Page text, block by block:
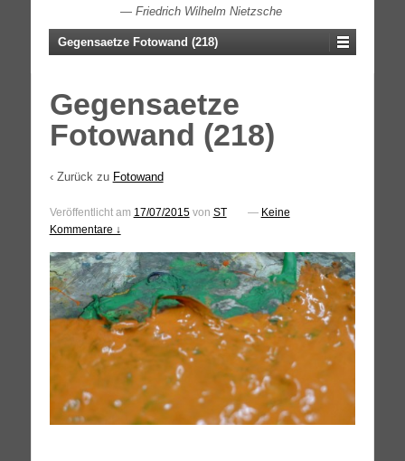
— Friedrich Wilhelm Nietzsche
Gegensaetze Fotowand (218)
Gegensaetze
Fotowand (218)
‹ Zurück zu Fotowand
Veröffentlicht am 17/07/2015von ST — Keine
Kommentare ↓